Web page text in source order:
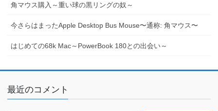
角マウス購入～重い球の黒リングの奴～
今さらはまったApple Desktop Bus Mouse〜通称: 角マウス〜
はじめての68k Mac～PowerBook 180との出会い～
最近のコメント